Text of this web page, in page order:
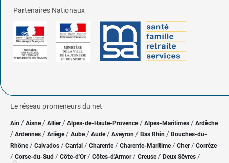
Partenaires Nationaux
Le réseau promeneurs du net
Ain / Aisne/ Allier/ Alpes-de-Haute-Provence / Alpes-Maritimes / Ardèche
/ Ardennes / Ariège/ Aube/ Aude / Aveyron / Bas Rhin / Bouches-du-
Rhône/ Calvados / Cantal / Charente / Charente-Maritime/ Cher / Corrèze
/ Corse-du-Sud / Côte-d'Or / Côtes-d'Armor/ Creuse/ Deux Sèvres /